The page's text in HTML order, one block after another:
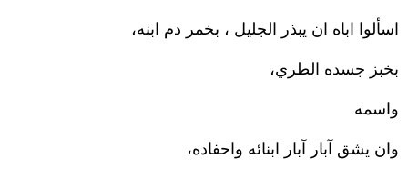
اسألوا اباه ان يبذر الجليل ، بخمر دم ابنه،
بخبز جسده الطري،
واسمه
وان يشق آبار آبار ابنائه واحفاده،